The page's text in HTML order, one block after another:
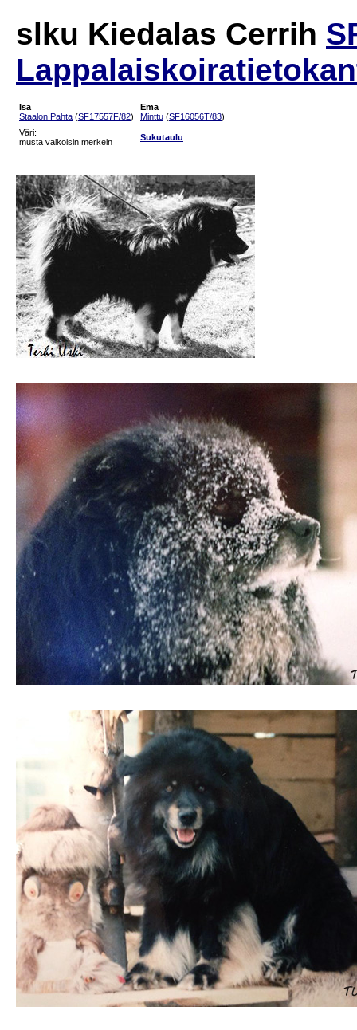
slku Kiedalas Cerrih
Isä
Staalon Pahta (SF17557F/82)
Emä
Minttu (SF16056T/83)
Väri:
musta valkoisin merkein
Sukutaulu